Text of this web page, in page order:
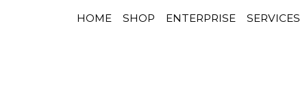
NAVIGATION PRINCIPALE
HOME SHOP ENTERPRISE SERVICES